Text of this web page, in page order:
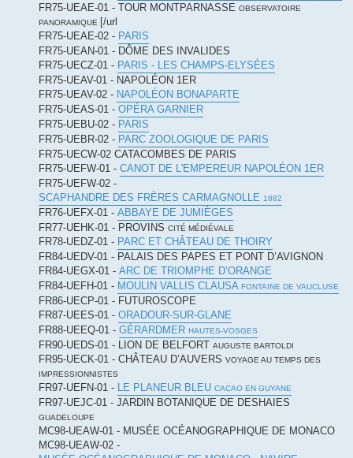
FR75-UEAE-01 - TOUR MONTPARNASSE OBSERVATOIRE
PANORAMIQUE [/url
FR75-UEAE-02 - PARIS
FR75-UEAN-01 - DÔME DES INVALIDES
FR75-UECZ-01 - PARIS - LES CHAMPS-ELYSÉES
FR75-UEAV-01 - NAPOLÉON 1ER
FR75-UEAV-02 - NAPOLÉON BONAPARTE
FR75-UEAS-01 - OPÉRA GARNIER
FR75-UEBU-02 - PARIS
FR75-UEBR-02 - PARC ZOOLOGIQUE DE PARIS
FR75-UECW-02 CATACOMBES DE PARIS
FR75-UEFW-01 - CANOT DE L'EMPEREUR NAPOLÉON 1ER
FR75-UEFW-02 -
SCAPHANDRE DES FRÈRES CARMAGNOLLE 1882
FR76-UEFX-01 - ABBAYE DE JUMIÈGES
FR77-UEHK-01 - PROVINS CITÉ MÉDIÉVALE
FR78-UEDZ-01 - PARC ET CHÂTEAU DE THOIRY
FR84-UEDV-01 - PALAIS DES PAPES ET PONT D’AVIGNON
FR84-UEGX-01 - ARC DE TRIOMPHE D’ORANGE
FR84-UEFH-01 - MOULIN VALLIS CLAUSA FONTAINE DE VAUCLUSE
FR86-UECP-01 - FUTUROSCOPE
FR87-UEES-01 - ORADOUR-SUR-GLANE
FR88-UEEQ-01 - GÉRARDMER HAUTES-VOSGES
FR90-UEDS-01 - LION DE BELFORT AUGUSTE BARTOLDI
FR95-UECK-01 - CHÂTEAU D’AUVERS VOYAGE AU TEMPS DES
IMPRESSIONNISTES
FR97-UEFN-01 - LE PLANEUR BLEU CACAO EN GUYANE
FR97-UEJC-01 - JARDIN BOTANIQUE DE DESHAIES
GUADELOUPE
MC98-UEAW-01 - MUSÉE OCÉANOGRAPHIQUE DE MONACO
MC98-UEAW-02 -